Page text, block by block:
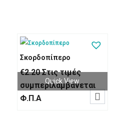
Σκορδοπίπερο
€2.20 Στις τιμές
συμπεριλαμβάνεται
Φ.Π.Α
Quick View
